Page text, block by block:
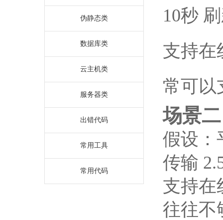
伪静态类
数据库类
云主机类
服务器类
出错代码
常用工具
常用代码
10秒
支持在
常可以
场景
假设：
传输
支持在
往往不